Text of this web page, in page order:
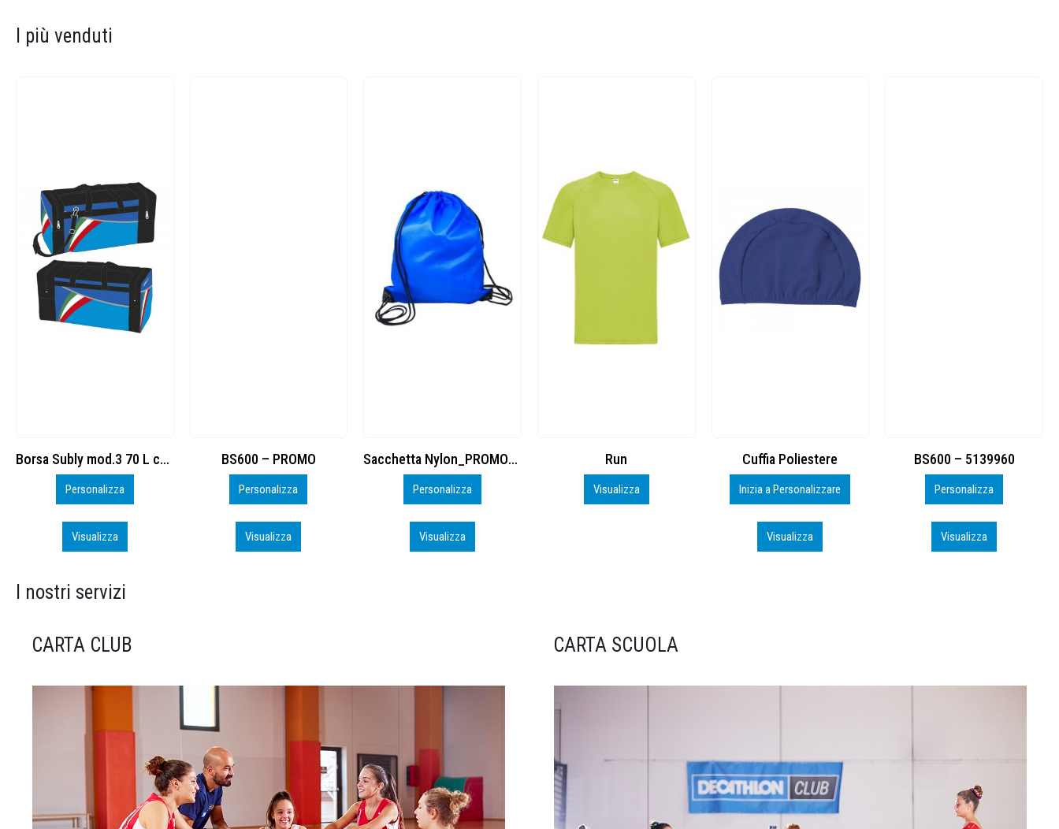
I più venduti
BS600 – PROMO
Personalizza
Visualizza
Personalizza
Visualizza
Run
Visualizza
Cuffia Poliestere
Inizia a Personalizzare
BS600 – 5139960
Personalizza
Visualizza
Toppe ricamate in HD
Personalizza
Visualizza
I nostri servizi
CARTA CLUB CARTA SCUOLA